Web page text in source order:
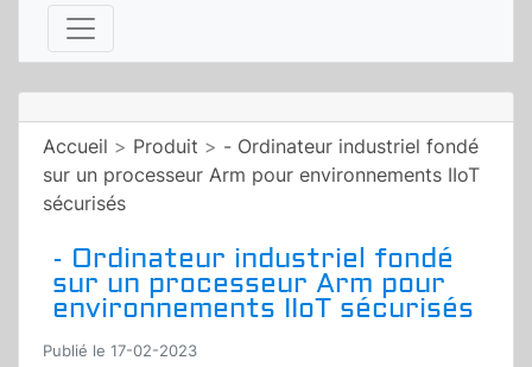
Accueil > Produit > - Ordinateur industriel fondé
sur un processeur Arm pour environnements IIoT
sécurisés
- Ordinateur industriel fondé
sur un processeur Arm pour
environnements IIoT sécurisés
Publié le 17-02-2023